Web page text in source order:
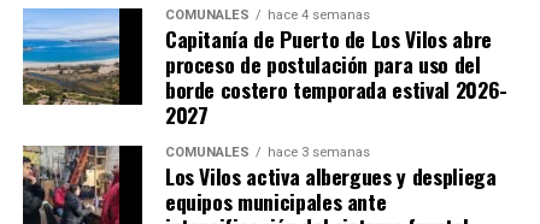
COMUNALES hace 4 semanas
Capitanía de Puerto de Los Vilos abre
proceso de postulación para uso del
borde costero temporada estival 2026-
2027
COMUNALES hace 3 semanas
Los Vilos activa albergues y despliega
equipos municipales ante